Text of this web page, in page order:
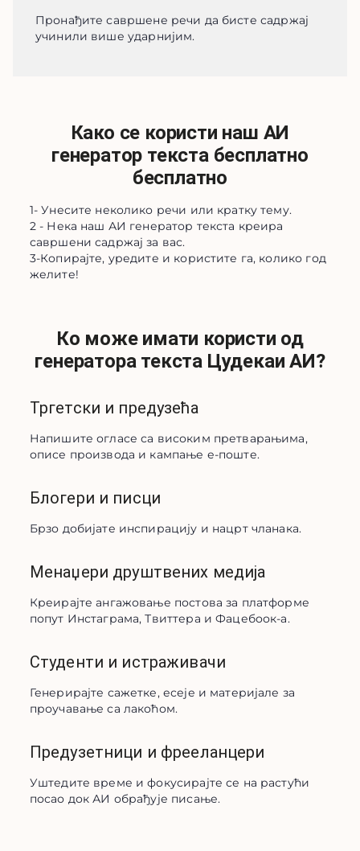
Пронађите савршене речи да бисте садржај
учинили више ударнијим.
Како се користи наш АИ
генератор текста бесплатно
бесплатно
1- Унесите неколико речи или кратку тему.
2 - Нека наш АИ генератор текста креира
савршени садржај за вас.
3-Копирајте, уредите и користите га, колико год
желите!
Ко може имати користи од
генератора текста Цудекаи АИ?
Тргетски и предузећа
Напишите огласе са високим претварањима,
описе производа и кампање е-поште.
Блогери и писци
Брзо добијате инспирацију и нацрт чланака.
Менаџери друштвених медија
Креирајте ангажовање постова за платформе
попут Инстаграма, Твиттера и Фацебоок-а.
Студенти и истраживачи
Генерирајте сажетке, есеје и материјале за
проучавање са лакоћом.
Предузетници и фрееланцери
Уштедите време и фокусирајте се на растући
посао док АИ обрађује писање.